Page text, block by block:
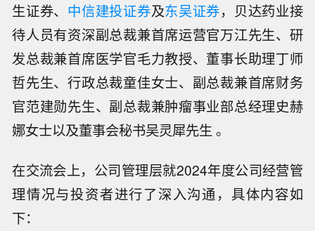
生证券、 中信建投证券及东吴证券，贝达药业接
待人员有资深副总裁兼首席运营官万江先生、研
发总裁兼首席医学官毛力教授、董事长助理丁师
哲先生、行政总裁童佳女士、副总裁兼首席财务
官范建勋先生、副总裁兼肿瘤事业部总经理史赫
娜女士以及董事会秘书吴灵犀先生 。
在交流会上，公司管理层就2024年度公司经营管
理情况与投资者进行了深入沟通，具体内容如
下：